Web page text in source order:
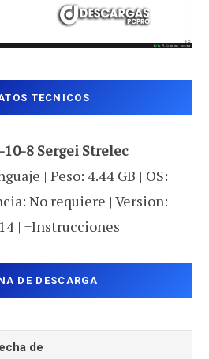
TECNICOS
10-8 Sergei Strelec
| Peso: 4.44 GB | OS:
No requiere | Version:
| +Instrucciones
DE DESCARGA
de